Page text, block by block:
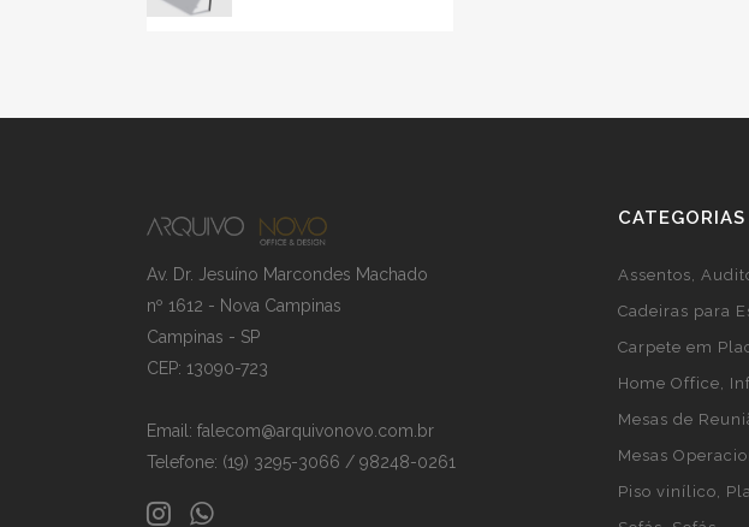
Av. Dr. Jesuíno Marcondes Machado
nº 1612 - Nova Campinas
Campinas - SP
CEP: 13090-723
Email: falecom@arquivonovo.com.br
Telefone: (19) 3295-3066 / 98248-0261
Assentos
Cadeiras para
Carpete em
Home Office
Mesas de
Mesas
Piso vinílico